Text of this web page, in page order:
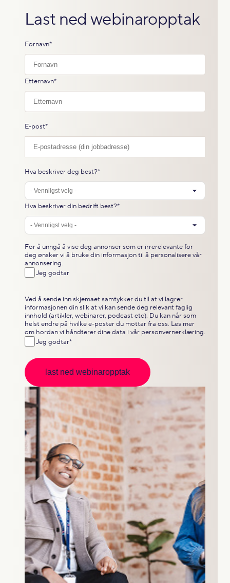
Last ned webinaropptak
Fornavn*
Etternavn*
E-post*
Hva beskriver deg best?*
Hva beskriver din bedrift best?*
For å unngå å vise deg annonser som er irrerelevante for
deg ønsker vi å bruke din informasjon til å personalisere vår
annonsering.
Jeg godtar
Ved å sende inn skjemaet samtykker du til at vi lagrer
informasjonen din slik at vi kan sende deg relevant faglig
innhold (artikler, webinarer, podcast etc). Du kan når som
helst endre på hvilke e-poster du mottar fra oss. Les mer
om hordan vi håndterer dine data i vår personvernerklæring.
Jeg godtar*